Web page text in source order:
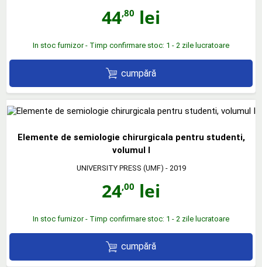
44,80 lei
In stoc furnizor - Timp confirmare stoc: 1 - 2 zile lucratoare
cumpără
Elemente de semiologie chirurgicala pentru studenti,
volumul I
UNIVERSITY PRESS (UMF) - 2019
24,00 lei
In stoc furnizor - Timp confirmare stoc: 1 - 2 zile lucratoare
cumpără